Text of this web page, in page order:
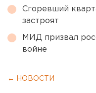
Сгоревший
застроят
МИД призвал
войне
← НОВОСТИ